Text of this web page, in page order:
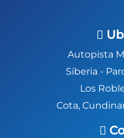
Autopista
Siberia -
Los
Cota,